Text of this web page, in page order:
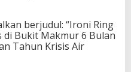
berjudul: “Ironi Ring
di Bukit Makmur 6 Bulan
Tahun Krisis Air